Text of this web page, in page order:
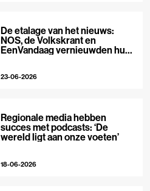
De etalage van het nieuws:
NOS, de Volkskrant en
EenVandaag vernieuwden hun
23-06-2026
Regionale media hebben
succes met podcasts: ‘De
wereld ligt aan onze voeten’
18-06-2026